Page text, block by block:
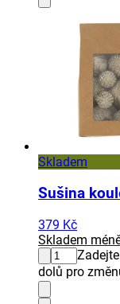
Skladem
Sušina
379 Kč
Skladem
dolů pro